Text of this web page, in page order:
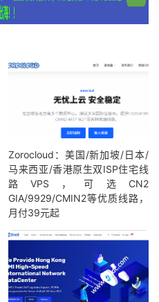
Zorocloud：美国/新加坡/日本/
马来西亚/香港原生双ISP住宅线
路VPS，可选CN2
GIA/9929/CMIN2等优质线路，
月付39元起